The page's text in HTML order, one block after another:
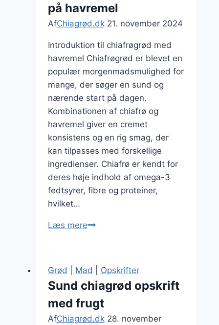
på havremel
AfChiagrød.dk 21. november 2024
Introduktion til chiafrøgrød med
havremel Chiafrøgrød er blevet en
populær morgenmadsmulighed for
mange, der søger en sund og
nærende start på dagen.
Kombinationen af chiafrø og
havremel giver en cremet
konsistens og en rig smag, der
kan tilpasses med forskellige
ingredienser. Chiafrø er kendt for
deres høje indhold af omega-3
fedtsyrer, fibre og proteiner,
hvilket…
Læs mereChiafrøgrøde
havremel
Grød Mad Opskrifter
Sund chiagrød opskrift
med frugt
AfChiagrød.dk 28. november